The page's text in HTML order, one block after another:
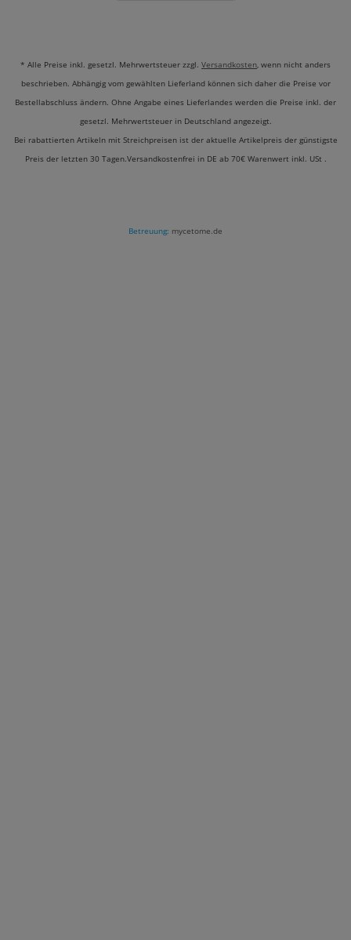
* Alle Preise inkl. gesetzl. Mehrwertsteuer zzgl. Versandkosten, wenn nicht anders
beschrieben. Abhängig vom gewählten Lieferland können sich daher die Preise vor
Bestellabschluss ändern. Ohne Angabe eines Lieferlandes werden die Preise inkl. der
gesetzl. Mehrwertsteuer in Deutschland angezeigt.
Bei rabattierten Artikeln mit Streichpreisen ist der aktuelle Artikelpreis der günstigste
Preis der letzten 30 Tagen.Versandkostenfrei in DE ab 70€ Warenwert inkl. USt .
Betreuung: mycetome.de